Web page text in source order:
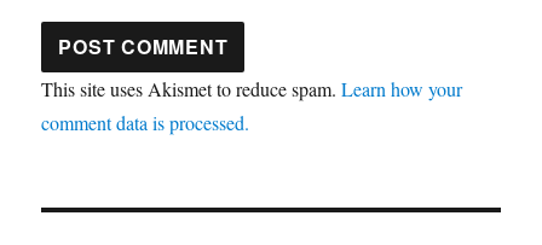
This site uses Akismet to reduce spam.Learn how your
comment data is processed.